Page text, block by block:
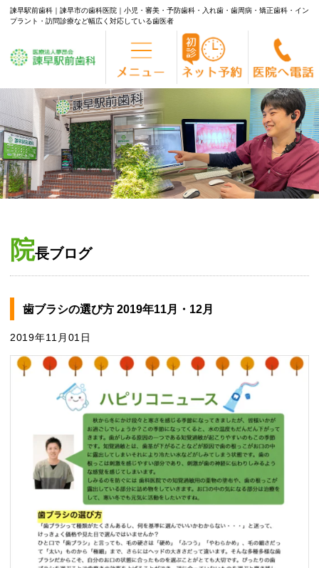
to
content
諫早駅前歯科｜諫早市の歯科医院｜小児・審美・予防歯科・入れ歯・歯周病・矯正歯科・イン
プラント・訪問診療など幅広く対応している歯医者
院長ブログ
歯ブラシの選び方 2019年11月・12月
2019年11月01日